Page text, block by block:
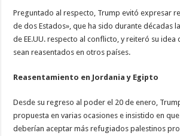
Preguntado al respecto, Trump evitó expresar
de dos Estados», que ha sido durante décadas
de EE.UU. respecto al conflicto, y reiteró su idea
sean reasentados en otros países.
Reasentamiento en Jordania y Egipto
Desde su regreso al poder el 20 de enero,
propuesta en varias ocasiones e insistido en
deberían aceptar más refugiados palestinos